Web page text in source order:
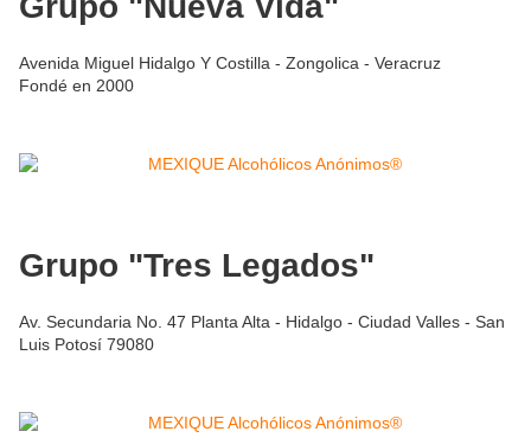
Avenida Miguel Hidalgo Y Costilla - Zongolica - Veracruz
Fondé en 2000
Grupo "Tres Legados"
Av. Secundaria No. 47 Planta Alta - Hidalgo - Ciudad Valles - San
Luis Potosí 79080